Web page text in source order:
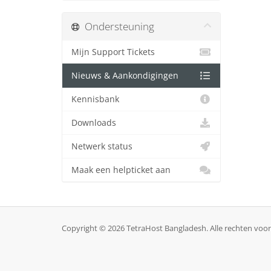
Ondersteuning
Mijn Support Tickets
Nieuws & Aankondigingen
Kennisbank
Downloads
Netwerk status
Maak een helpticket aan
Copyright © 2026 TetraHost Bangladesh. Alle rechten